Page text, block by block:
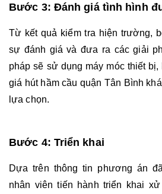
Bước 3: Đánh giá tình hình
Từ kết quả kiểm tra hiện trường,
sự đánh giá và đưa ra các giải
pháp sẽ sử dụng máy móc thiết
giá hút hầm cầu quận Tân Bình
lựa chọn.
Bước 4: Triển khai
Dựa trên thông tin phương án
nhân viên tiến hành triển khai